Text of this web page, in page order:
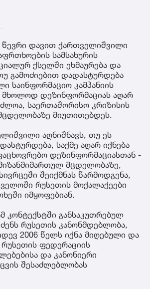
წევრი დავით ქართველიშვილი
სამსახურის
ქსელში ეხმაურება და
გამოძიებით დადასტურდება
საინფორმაციო კამპანიის
მხოლოდ დეზინფორმაციას აღარ
საერთაშორისო კრიზისის
მიუთითებდეს.
აღნიშნავს, თუ ეს
საქმე აღარ იქნება
დეზინფორმაციასთან -
მიზანმიმართულ მცდელობაზე,
შეიქმნას წარმოდგენა,
რუსეთის მოქალაქეები
იმყოფებიან.
კონტექსტში განსაკუთრებულ
რუსეთის კანონმდებლობა,
2006 წელს იქნა მიღებული და
ფედერაციის
და კანონიერი
შესაძლებლობას